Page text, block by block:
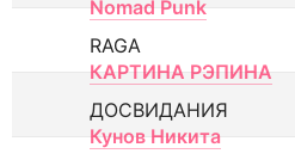
Nomad Punk
RAGA
КАРТИНА РЭПИНА
ДОСВИДАНИЯ
Кунов Никита